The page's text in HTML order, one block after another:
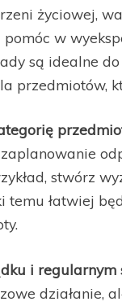
życiowej,
pomóc w
są idealne
przedmiotów,
stwórz
temu łatwiej
i regularnym
działanie,